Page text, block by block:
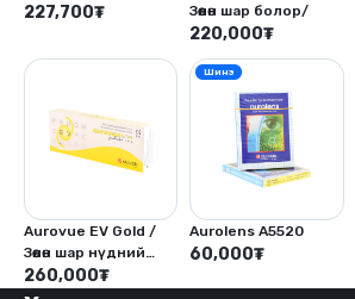
227,700₮
Зөөлөн шар болор/
220,000₮
Aurovue EV Gold /
Зөөлөн шар нүдний
хиймэл болор/
260,000₮
Шинэ
Aurolens A5520
60,000₮